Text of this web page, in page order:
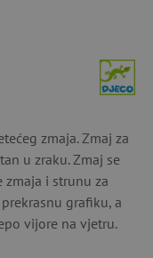
zmaja. Zmaj za
u zraku. Zmaj se
i strunu za
grafiku, a
vijore na vjetru.